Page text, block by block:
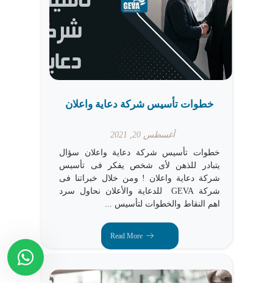
خطوات تأسيس شركة دعاية واعلان
أغسطس 20, 2021
خطوات تأسيس شركة دعاية واعلان سؤال
يتبادر للذهن لأى شخص يفكر فى تأسيس
شركة دعاية واعلان ! ومن خلال خبراتنا فى
شركة GEVA للدعاية والأعلان نحاول سرد
اهم النقاط والخطوات لتأسيس ...
Read More